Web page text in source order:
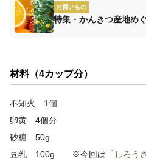
お買いもの
特集・かんきつ産地め
材料（4カップ分）
不知火 1個
卵黄 4個分
砂糖 50g
豆乳 100g
※今回は「 しろう